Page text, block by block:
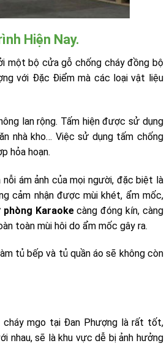
Hiện Nay.
một bộ cửa gỗ chống cháy đồng bộ
với Đặc Điểm mà các loại vật liệu
lan rộng. Tấm hiện được sử dụng
nhà kho… Việc sử dụng tấm chống
hỏa hoạn.
ám ảnh của mọi người, đặc biệt là
cảm nhận được mùi khét, ẩm mốc,
phòng Karaokecàng đóng kín, càng
toàn mùi hôi do ẩm mốc gây ra.
tủ bếp và tủ quần áo sẽ không còn
cháy mgo tại Đan Phượng là rất tốt,
nhau, sẽ là khu vực dễ bị ảnh hưởng